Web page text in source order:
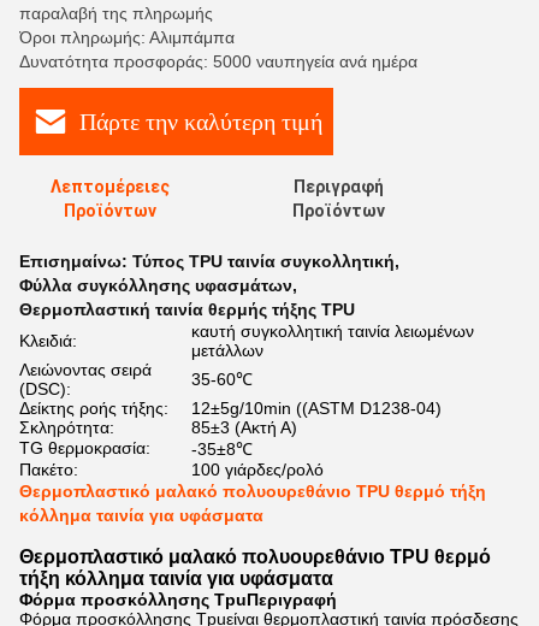
παραλαβή της πληρωμής
Όροι πληρωμής: Αλιμπάμπα
Δυνατότητα προσφοράς: 5000 ναυπηγεία ανά ημέρα
Πάρτε την καλύτερη τιμή
Λεπτομέρειες
Προϊόντων
Περιγραφή
Προϊόντων
Επισημαίνω: Τύπος TPU ταινία συγκολλητική,
Φύλλα συγκόλλησης υφασμάτων,
Θερμοπλαστική ταινία θερμής τήξης TPU
Κλειδιά:
καυτή συγκολλητική ταινία λειωμένων
μετάλλων
Λειώνοντας σειρά
(DSC):
35-60℃
Δείκτης ροής τήξης:
12±5g/10min ((ASTM D1238-04)
Σκληρότητα:
85±3 (Ακτή Α)
TG θερμοκρασία:
-35±8℃
Πακέτο:
100 γιάρδες/ρολό
Θερμοπλαστικό μαλακό πολυουρεθάνιο TPU θερμό τήξη
κόλλημα ταινία για υφάσματα
Θερμοπλαστικό μαλακό πολυουρεθάνιο TPU θερμό
τήξη κόλλημα ταινία για υφάσματα
Φόρμα προσκόλλησης TpuΠεριγραφή
Φόρμα προσκόλλησης Tpuείναι θερμοπλαστική ταινία πρόσδεσης